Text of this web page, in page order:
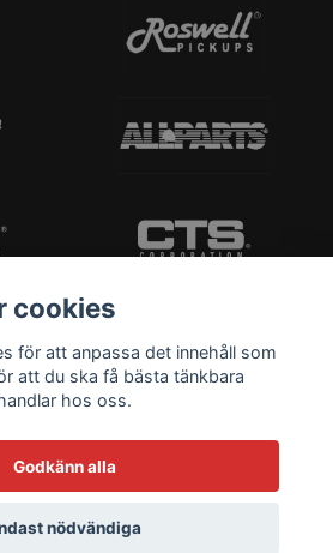
cookies
för att anpassa det innehåll som
att du ska få bästa tänkbara
hos oss.
Godkänn alla
nödvändiga